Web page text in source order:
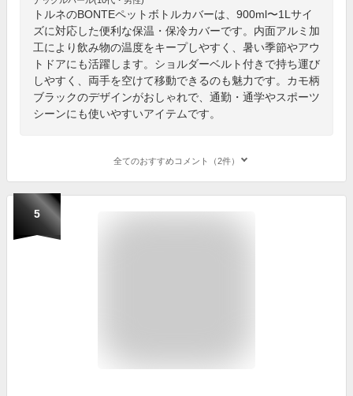
トルネのBONTEペットボトルカバーは、900ml〜1Lサイ
ズに対応した便利な保温・保冷カバーです。内面アルミ加
工により飲み物の温度をキープしやすく、暑い季節やアウ
トドアにも活躍します。ショルダーベルト付きで持ち運び
しやすく、両手を空けて移動できるのも魅力です。カモ柄
ブラックのデザインがおしゃれで、通勤・通学やスポーツ
シーンにも使いやすいアイテムです。
全てのおすすめコメント（2件）
5